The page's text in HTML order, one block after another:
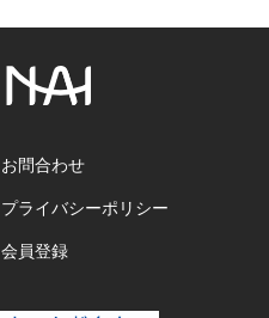
お問合わせ
プライバシーポリシー
会員登録